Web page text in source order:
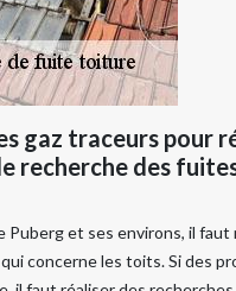
gaz traceurs pour
recherche des
Puberg et ses environs, il
concerne les toits. Si des